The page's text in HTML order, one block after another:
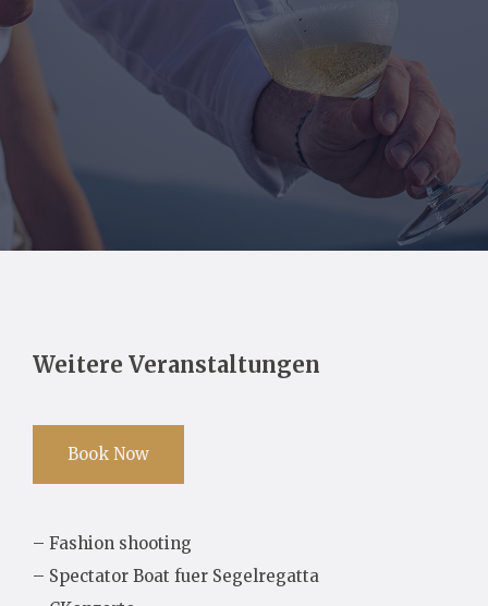
Weitere Veranstaltungen
Book Now
– Fashion shooting
– Spectator Boat fuer Segelregatta